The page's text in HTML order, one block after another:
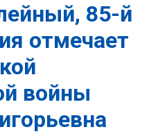
85-й
отмечает
войны